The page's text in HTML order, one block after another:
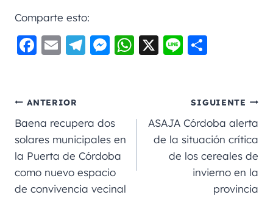
Comparte esto:
F
e
b
o
o
k
E
l
Te
m
M
n
g
er
W
A
X
Li
p
a
rt
ir
ANTERIOR
Baena recupera dos
solares municipales en
la Puerta de Córdoba
como nuevo espacio
de convivencia vecinal
SIGUIENTE
ASAJA Córdoba alerta
de la situación crítica
de los cereales de
invierno en la
provincia